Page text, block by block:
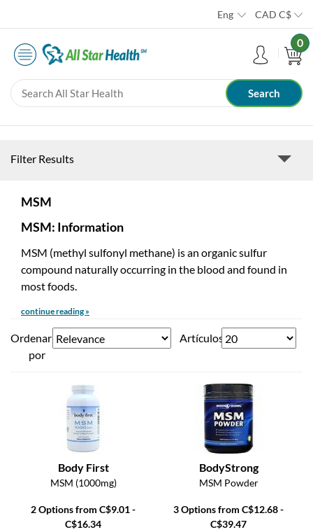
Eng CAD C$
0
Filter Results
MSM
MSM: Information
MSM (methyl sulfonyl methane) is an organic sulfur
compound naturally occurring in the blood and found in
most foods.
continue reading »
Ordenar
por
Artículos
Body First
MSM (1000mg)
2 Options from C$9.01 -
C$16.34
BodyStrong
MSM Powder
3 Options from C$12.68 -
C$39.47